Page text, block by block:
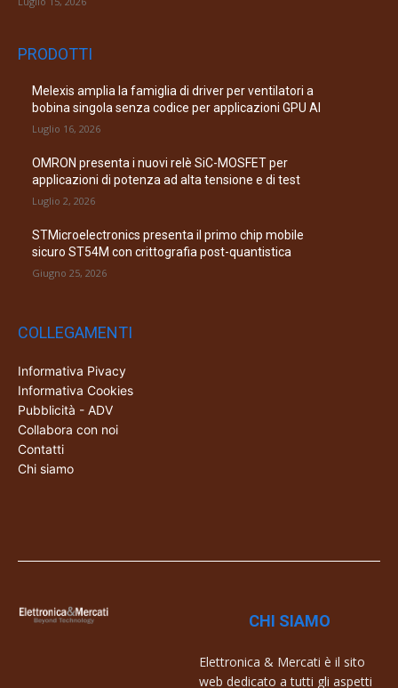
PRODOTTI
Melexis amplia la famiglia di driver per ventilatori a
bobina singola senza codice per applicazioni GPU AI
Luglio 16, 2026
OMRON presenta i nuovi relè SiC-MOSFET per
applicazioni di potenza ad alta tensione e di test
Luglio 2, 2026
STMicroelectronics presenta il primo chip mobile
sicuro ST54M con crittografia post-quantistica
Giugno 25, 2026
COLLEGAMENTI
Informativa Pivacy
Informativa Cookies
Pubblicità - ADV
Collabora con noi
Contatti
Chi siamo
CHI SIAMO
Elettronica & Mercati è il sito
web dedicato a tutti gli aspetti